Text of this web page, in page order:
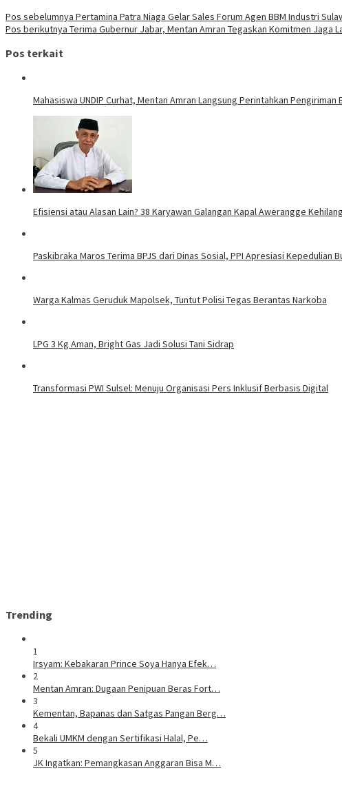
Pos sebelumnya Pertamina Patra Niaga Gelar Sales Forum Agen BBM Industri
Pos berikutnya Terima Gubernur Jabar, Mentan Amran Tegaskan Komitmen Jaga
Pos terkait
Mahasiswa UNDIP Curhat, Mentan Amran Langsung Perintahkan Pengiriman
Efisiensi atau Alasan Lain? 38 Karyawan Galangan Kapal Awerangge
Paskibraka Maros Terima BPJS dari Dinas Sosial, PPI Apresiasi Kepedulian
Warga Kalmas Geruduk Mapolsek, Tuntut Polisi Tegas Berantas Narkoba
LPG 3 Kg Aman, Bright Gas Jadi Solusi Tani Sidrap
Transformasi PWI Sulsel: Menuju Organisasi Pers Inklusif Berbasis Digital
Trending
1
Irsyam: Kebakaran Prince Soya Hanya Efek…
2
Mentan Amran: Dugaan Penipuan Beras Fort…
3
Kementan, Bapanas dan Satgas Pangan Berg…
4
Bekali UMKM dengan Sertifikasi Halal, Pe…
5
JK Ingatkan: Pemangkasan Anggaran Bisa M…